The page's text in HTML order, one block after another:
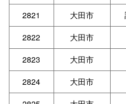
2821
大田市
2822
大田市
2823
大田市
2824
大田市